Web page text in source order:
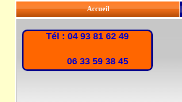
Accueil
Tél : 04 93 81 62 49
06 33 59 38 45